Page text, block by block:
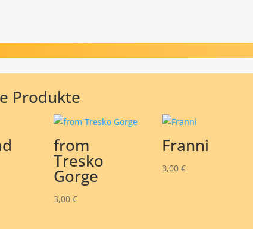
Produkte
from
Tresko
Gorge
3,00 €
Franni
3,00€